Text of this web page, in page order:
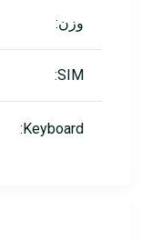
وزن:
SIM:
Keyboard: